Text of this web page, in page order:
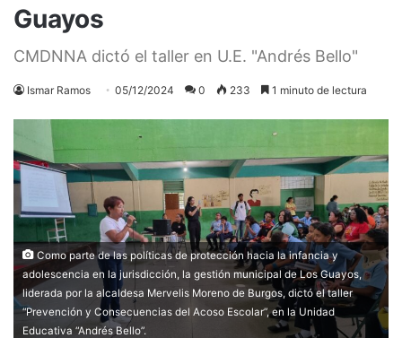
Guayos
CMDNNA dictó el taller en U.E. "Andrés Bello"
Ismar Ramos 05/12/2024 0 233 1 minuto de lectura
Como parte de las políticas de protección hacia la infancia y
adolescencia en la jurisdicción, la gestión municipal de Los Guayos,
liderada por la alcaldesa Mervelis Moreno de Burgos, dictó el taller
“Prevención y Consecuencias del Acoso Escolar”, en la Unidad
Educativa “Andrés Bello”.